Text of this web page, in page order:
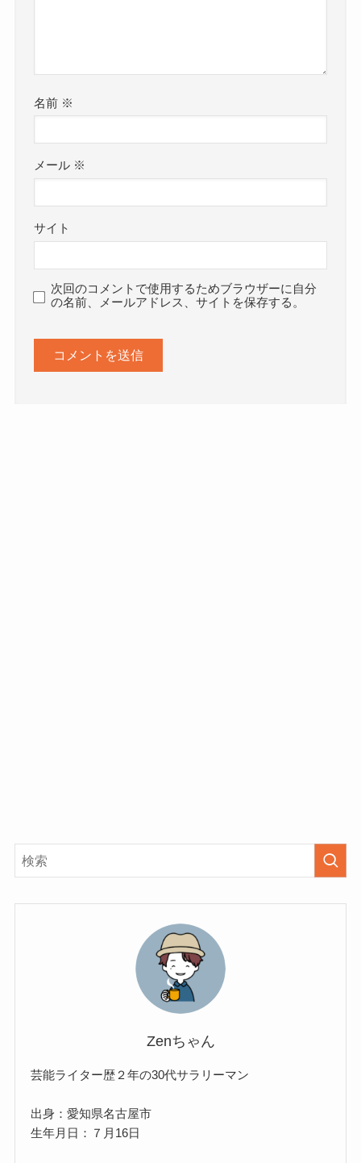
名前 ※
メール ※
サイト
次回のコメントで使用するためブラウザーに自分
の名前、メールアドレス、サイトを保存する。
Zenちゃん
芸能ライター歴２年の30代サラリーマン
出身：愛知県名古屋市
生年月日：７月16日